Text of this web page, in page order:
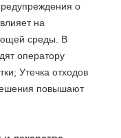
о
влияет на
среды. В
оператору
Утечка отходов
повышают